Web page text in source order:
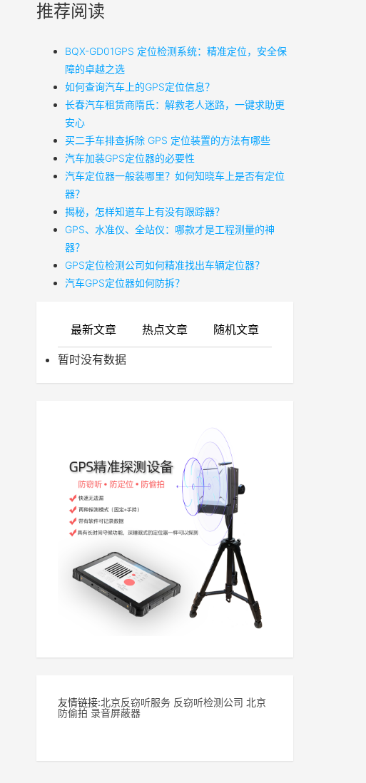
推荐阅读
BQX-GD01GPS 定位检测系统：精准定位，安全保
障的卓越之选
如何查询汽车上的GPS定位信息？
长春汽车租赁商隋氏：解救老人迷路，一键求助更
安心
买二手车排查拆除 GPS 定位装置的方法有哪些
汽车加装GPS定位器的必要性
汽车定位器一般装哪里？如何知晓车上是否有定位
器？
揭秘，怎样知道车上有没有跟踪器？
GPS、水准仪、全站仪：哪款才是工程测量的神
器？
GPS定位检测公司如何精准找出车辆定位器？
汽车GPS定位器如何防拆？
最新文章 热点文章 随机文章
暂时没有数据
友情链接:北京反窃听服务 反窃听检测公司 北京
防偷拍 录音屏蔽器